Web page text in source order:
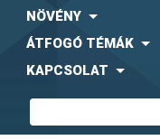
NÖVÉNY
ÁTFOGÓ TÉMÁK
KAPCSOLAT